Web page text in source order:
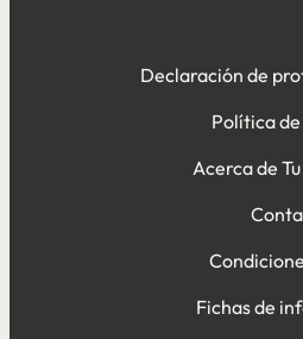
Declaración de
Política
Acerca de
Fichas de